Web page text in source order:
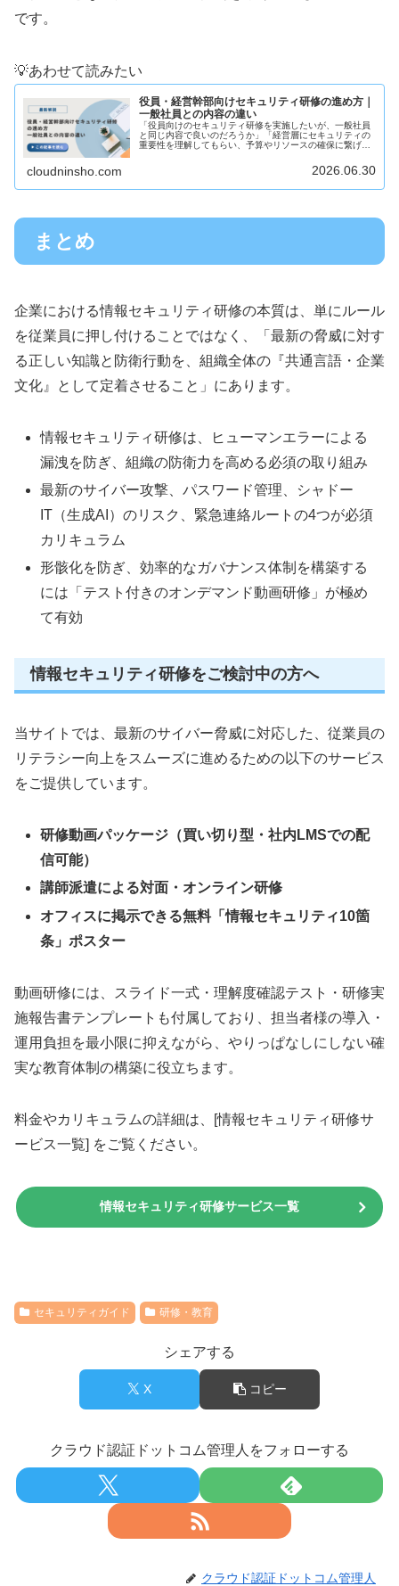
です。
💡あわせて読みたい
役員・経営幹部向けセキュリティ研修の進め方｜
一般社員との内容の違い
「役員向けのセキュリティ研修を実施したいが、一般社員
と同じ内容で良いのだろうか」「経営層にセキュリティの
重要性を理解してもらい、予算やリソースの確保に繋げた
cloudninsho.com 2026.06.30
まとめ
企業における情報セキュリティ研修の本質は、単にルール
を従業員に押し付けることではなく、「最新の脅威に対す
る正しい知識と防衛行動を、組織全体の『共通言語・企業
文化』として定着させること」にあります。
情報セキュリティ研修は、ヒューマンエラーによる
漏洩を防ぎ、組織の防衛力を高める必須の取り組み
最新のサイバー攻撃、パスワード管理、シャドー
IT（生成AI）のリスク、緊急連絡ルートの4つが必須
カリキュラム
形骸化を防ぎ、効率的なガバナンス体制を構築する
には「テスト付きのオンデマンド動画研修」が極め
て有効
情報セキュリティ研修をご検討中の方へ
当サイトでは、最新のサイバー脅威に対応した、従業員の
リテラシー向上をスムーズに進めるための以下のサービス
をご提供しています。
研修動画パッケージ（買い切り型・社内LMSでの配
信可能）
講師派遣による対面・オンライン研修
オフィスに掲示できる無料「情報セキュリティ10箇
条」ポスター
動画研修には、スライド一式・理解度確認テスト・研修実
施報告書テンプレートも付属しており、担当者様の導入・
運用負担を最小限に抑えながら、やりっぱなしにしない確
実な教育体制の構築に役立ちます。
料金やカリキュラムの詳細は、[情報セキュリティ研修サ
ービス一覧] をご覧ください。
情報セキュリティ研修サービス一覧
セキュリティガイド 研修・教育
シェアする
X コピー
クラウド認証ドットコム管理人をフォローする
クラウド認証ドットコム管理人